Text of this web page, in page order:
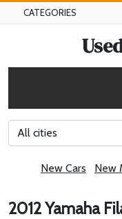
CATEGORIES
All cities
New Cars New
2012 Yamaha